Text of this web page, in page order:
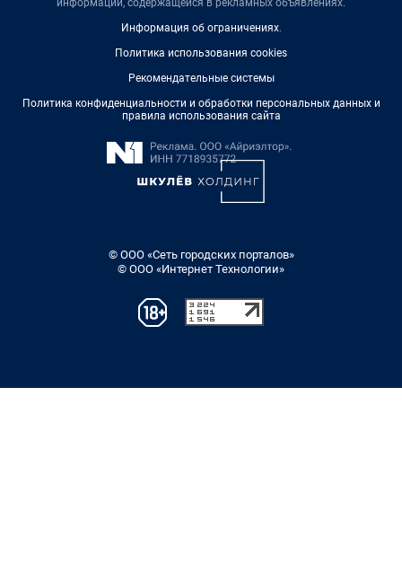
Информация об ограничениях.
Политика использования cookies
Рекомендательные системы
Политика конфиденциальности и обработки персональных данных и
правила использования сайта
© ООО «Сеть городских порталов»
© ООО «Интернет Технологии»